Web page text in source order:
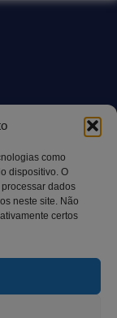
como
dispositivo. O
dados
neste site. Não
certos